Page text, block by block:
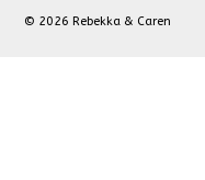
© 2026 Rebekka & Caren